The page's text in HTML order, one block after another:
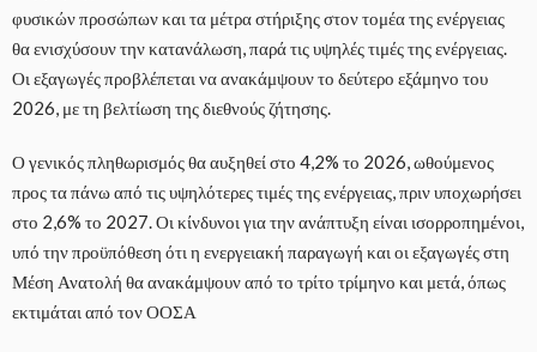
φυσικών προσώπων και τα μέτρα στήριξης στον τομέα της ενέργειας
θα ενισχύσουν την κατανάλωση, παρά τις υψηλές τιμές της ενέργειας.
Οι εξαγωγές προβλέπεται να ανακάμψουν το δεύτερο εξάμηνο του
2026, με τη βελτίωση της διεθνούς ζήτησης.
Ο γενικός πληθωρισμός θα αυξηθεί στο 4,2% το 2026, ωθούμενος
προς τα πάνω από τις υψηλότερες τιμές της ενέργειας, πριν υποχωρήσει
στο 2,6% το 2027. Οι κίνδυνοι για την ανάπτυξη είναι ισορροπημένοι,
υπό την προϋπόθεση ότι η ενεργειακή παραγωγή και οι εξαγωγές στη
Μέση Ανατολή θα ανακάμψουν από το τρίτο τρίμηνο και μετά, όπως
εκτιμάται από τον ΟΟΣΑ